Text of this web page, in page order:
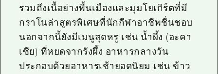
รวมถึงเนื้อย่างพื้นเมืองและมุมโยเกิร์ตที่มี
กราโนล่าสูตรพิเศษที่นักกีฬาอาชีพชื่นชอบ
นอกจากนี้ยังมีเมนูสุดหรู เช่น น้ำผึ้ง (อะคา
เซีย) ที่หยดจากรังผึ้ง อาหารกลางวัน
ประกอบด้วยอาหารเช้ายอดนิยม เช่น ข้าว